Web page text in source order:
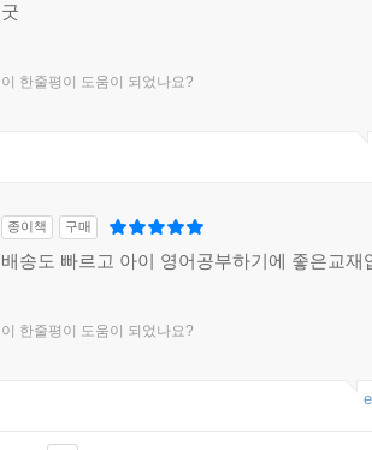
굿
이 한줄평이 도움이 되었나요?
종이책 구매
배송도 빠르고 아이 영어공부하기에 좋은교재
이 한줄평이 도움이 되었나요?